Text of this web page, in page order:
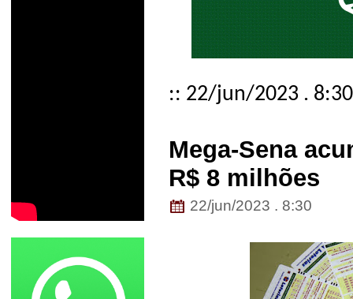
:: 22/jun/2023 . 8:30
Mega-Sena
R$ 8 milhões
22/jun/2023 . 8:30